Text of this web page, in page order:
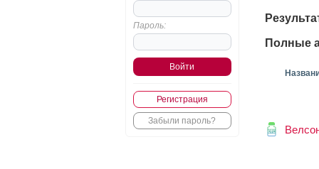
Пароль:
Регистрация
Забыли пароль?
Полные